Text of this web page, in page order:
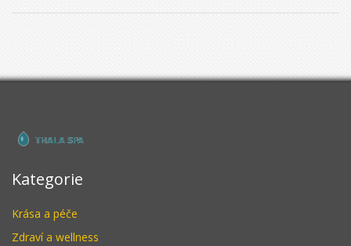
Kategorie
Krása a péče
Zdraví a wellness